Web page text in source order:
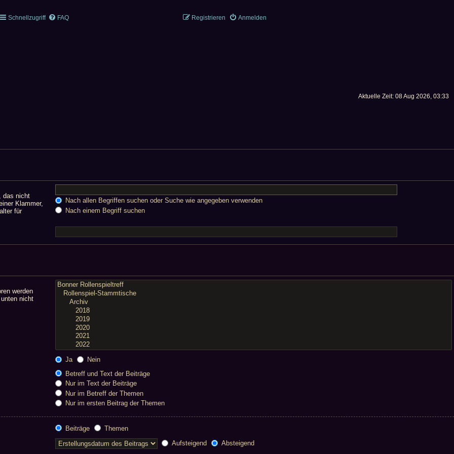
Schnellzugriff FAQ Anmelden
Registrieren
Aktuelle Zeit: 08 Aug 2026, 03:33
das nicht
Klammer,
für
Nach allen Begriffen suchen oder Suche wie angegeben verwenden
Nach einem Begriff suchen
werden
nicht
Ja
Nein
Betreff und Text der Beiträge
Nur im Text der Beiträge
Nur im Betreff der Themen
Nur im ersten Beitrag der Themen
Beiträge
Themen
Aufsteigend
Absteigend